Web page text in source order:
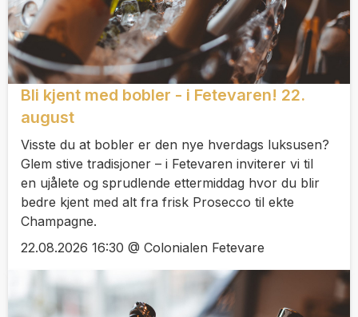
Bli kjent med bobler - i Fetevaren! 22.
august
Visste du at bobler er den nye hverdags luksusen?
Glem stive tradisjoner – i Fetevaren inviterer vi til
en ujålete og sprudlende ettermiddag hvor du blir
bedre kjent med alt fra frisk Prosecco til ekte
Champagne.
22.08.2026 16:30 @ Colonialen Fetevare